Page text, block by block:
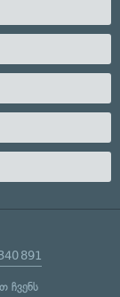
891
ჩვენს